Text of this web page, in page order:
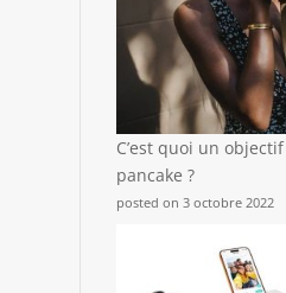
C’est quoi un objectif
pancake ?
posted on 3 octobre 2022